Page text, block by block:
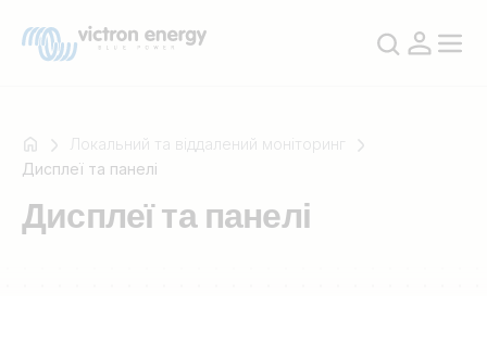
Наприклад
Локальний та віддалений моніторинг
Дисплеї та панелі
Дисплеї та панелі